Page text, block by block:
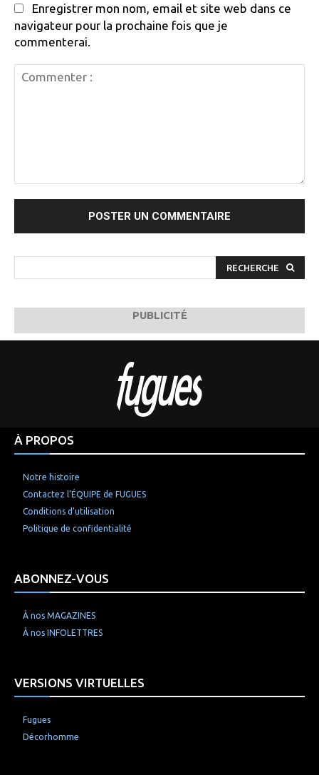
Enregistrer mon nom, email et site web dans ce
navigateur pour la prochaine fois que je
commenterai.
RECHERCHE
PUBLICITÉ
À PROPOS
Notre histoire
Contactez l’ÉQUIPE de FUGUES
Conditions d’utilisation
Politique de confidentialité
ABONNEZ-VOUS
À nos MAGAZINES
À nos INFOLETTRES
VERSIONS VIRTUELLES
Fugues
Décorhomme